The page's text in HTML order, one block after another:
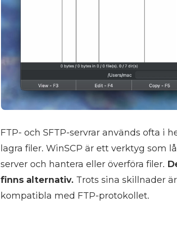
FTP- och SFTP-servrar används ofta i
lagra filer. WinSCP är ett verktyg som
server och hantera eller överföra filer.
finns alternativ. Trots sina skillnader
kompatibla med FTP-protokollet.